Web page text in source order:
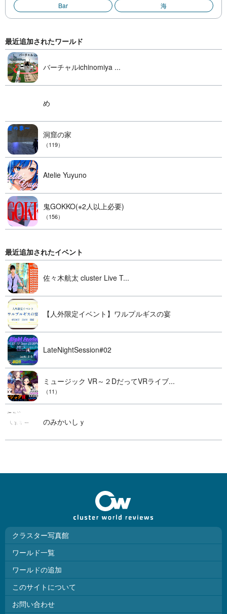
Bar
海
最近追加されたワールド
バーチャルichinomiya ...
め
洞窟の家
（119）
Atelie Yuyuno
鬼GOKKO(※2人以上必要)
（156）
最近追加されたイベント
佐々木航太 cluster Live T...
【人外限定イベント】ワルプルギスの宴
LateNightSession#02
ミュージック VR～２DだってVRライブ...
（11）
のみかいしｙ
クラスター写真館
ワールド一覧
ワールドの追加
このサイトについて
お問い合わせ